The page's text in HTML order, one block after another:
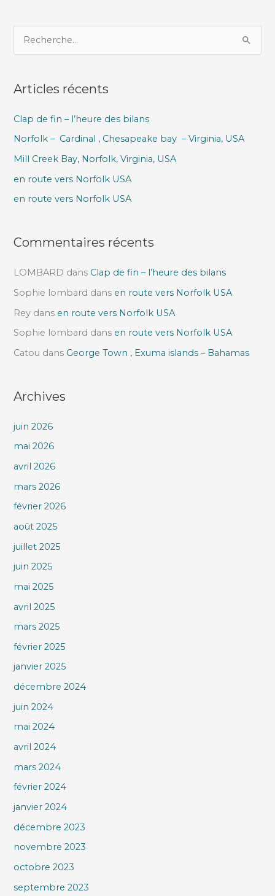
e
h
r
c
h
e
Articles récents
Clap de fin – l’heure des bilans
Norfolk – Cardinal , Chesapeake bay – Virginia, USA
Mill Creek Bay, Norfolk, Virginia, USA
en route vers Norfolk USA
en route vers Norfolk USA
Commentaires récents
LOMBARD dans Clap de fin – l’heure des bilans
Sophie lombard dans en route vers Norfolk USA
Rey dans en route vers Norfolk USA
Sophie lombard dans en route vers Norfolk USA
Catou dans George Town , Exuma islands – Bahamas
Archives
juin 2026
mai 2026
avril 2026
mars 2026
février 2026
août 2025
juillet 2025
juin 2025
mai 2025
avril 2025
mars 2025
février 2025
janvier 2025
décembre 2024
juin 2024
mai 2024
avril 2024
mars 2024
février 2024
janvier 2024
décembre 2023
novembre 2023
octobre 2023
septembre 2023